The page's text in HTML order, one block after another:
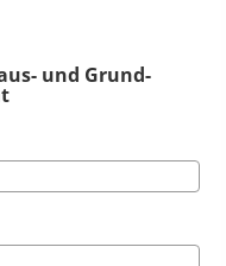
und Grund-